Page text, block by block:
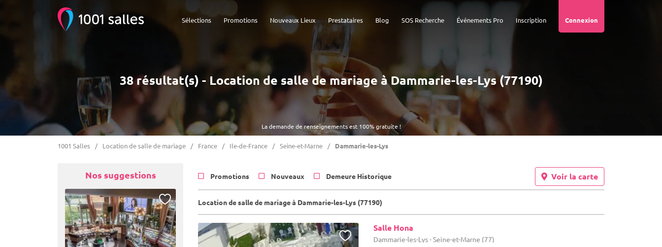
Connexion
Inscription
Événements Pro
SOS Recherche
Blog
Prestataires
Nouveaux Lieux
Promotions
Sélections
La demande de renseignements est 100% gratuite !
38 résultat(s) - Location de salle de mariage à Dammarie-les-Lys (77190)
1001 Salles Location de salle de mariage France Ile-de-France Seine-et-Marne Dammarie-les-Lys
Nos suggestions Promotions Nouveaux Demeure Historique Voir la carte
Location de salle de mariage à Dammarie-les-Lys (77190)
Salle Hona
Dammarie-les-Lys - Seine-et-Marne (77)